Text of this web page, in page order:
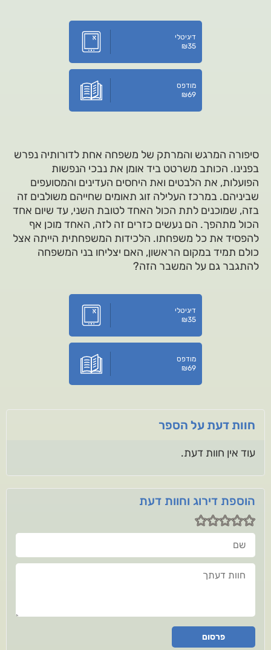
דיגיטלי
₪35
מודפס
₪69
סיפורה המרגש והמרתק של משפחה אחת לדורותיה נפרש
בפנינו. הכותב משרטט ביד אומן את נבכי הנפשות
הפועלות, את הלבטים ואת היחסים העדינים והמסועפים
שביניהם. במרכז העלילה זוג תאומים שחייהם משולבים זה
בזה, שמוכנים לתת הכול האחד לטובת השני, עד שיום אחד
הכול מתהפך. הם נעשים כזרים זה לזה, האחד מוכן אף
להפסיד את כל משפחתו. הלכידות המשפחתית הייתה אצל
כולם תמיד במקום הראשון, האם יצליחו בני המשפחה
להתגבר גם על המשבר הזה?
דיגיטלי
₪35
מודפס
₪69
חוות דעת על הספר
עוד אין חוות דעת.
הוספת דירוג וחוות דעת
שם
חוות דעתך
פרסום